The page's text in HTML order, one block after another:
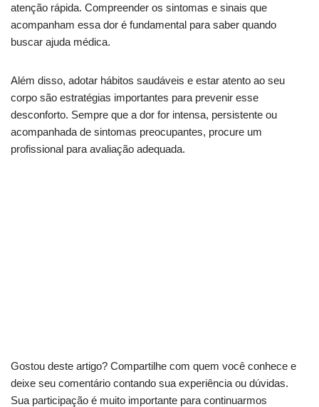
atenção rápida. Compreender os sintomas e sinais que
acompanham essa dor é fundamental para saber quando
buscar ajuda médica.
Além disso, adotar hábitos saudáveis e estar atento ao seu
corpo são estratégias importantes para prevenir esse
desconforto. Sempre que a dor for intensa, persistente ou
acompanhada de sintomas preocupantes, procure um
profissional para avaliação adequada.
Gostou deste artigo? Compartilhe com quem você conhece e
deixe seu comentário contando sua experiência ou dúvidas.
Sua participação é muito importante para continuarmos